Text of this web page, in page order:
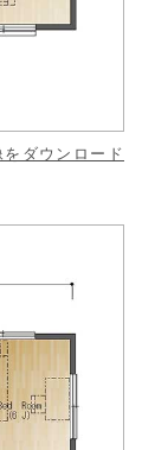
ダウンロード